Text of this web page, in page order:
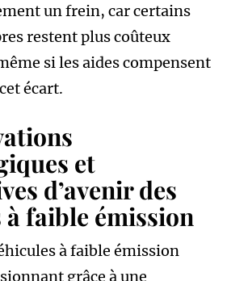
un frein, car certains
restent plus coûteux
si les aides compensent
écart.
et
d’avenir des
à faible émission
à faible émission
grâce à une